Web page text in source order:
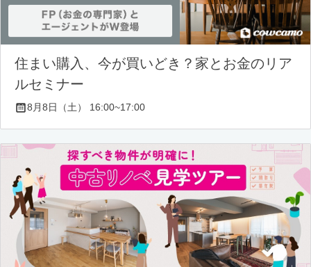
住まい購入、今が買いどき？家とお金のリア
ルセミナー
8月8日（土） 16:00~17:00